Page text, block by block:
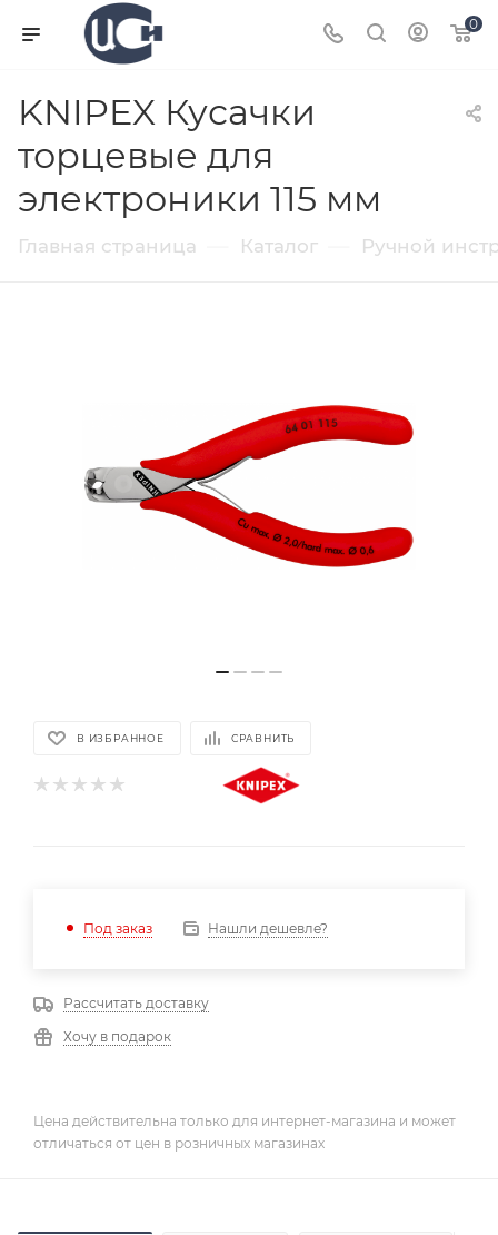
0
KNIPEX Кусачки
торцевые для
электроники 115 мм
Главная страница Каталог Ручной
В ИЗБРАННОЕ СРАВНИТЬ
Под заказ Нашли дешевле?
Рассчитать доставку
Хочу в подарок
Цена действительна только для интернет-магазина и может
отличаться от цен в розничных магазинах